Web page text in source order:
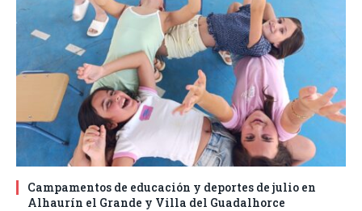
Campamentos de educación y deportes de julio en
Alhaurín el Grande y Villa del Guadalhorce